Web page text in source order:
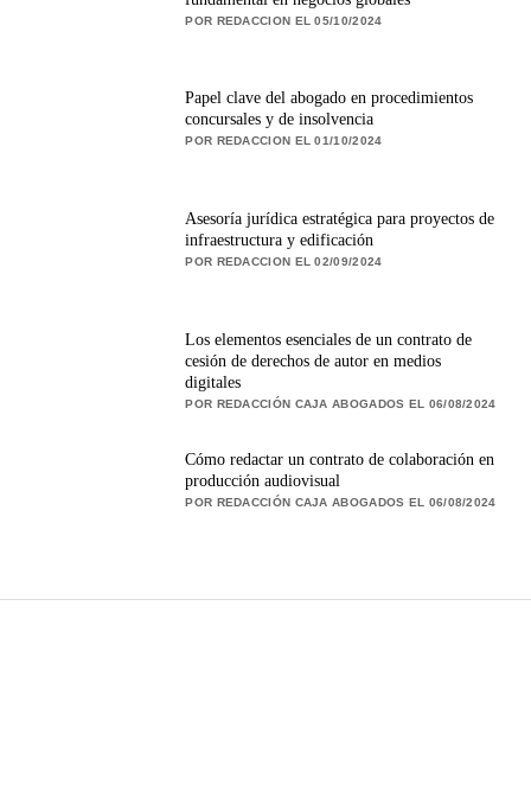
POR REDACCION EL 05/10/2024
Papel clave del abogado en procedimientos
concursales y de insolvencia
POR REDACCION EL 01/10/2024
Asesoría jurídica estratégica para proyectos de
infraestructura y edificación
POR REDACCION EL 02/09/2024
Los elementos esenciales de un contrato de
cesión de derechos de autor en medios
digitales
POR REDACCIÓN CAJA ABOGADOS EL 06/08/2024
Cómo redactar un contrato de colaboración en
producción audiovisual
POR REDACCIÓN CAJA ABOGADOS EL 06/08/2024